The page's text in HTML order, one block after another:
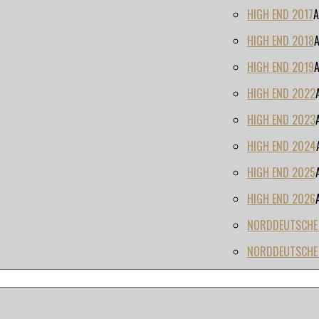
HIGH END 2017
HIGH END 2018
HIGH END 2019
HIGH END 2022
HIGH END 2023
HIGH END 2024
HIGH END 2025
HIGH END 2026